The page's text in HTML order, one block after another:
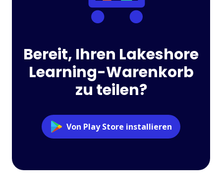
Bereit, Ihren Lakeshore
Learning-Warenkorb
zu teilen?
Von Play Store installieren